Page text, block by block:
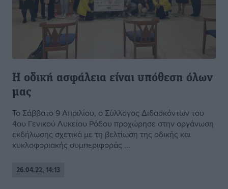
Η οδική ασφάλεια είναι υπόθεση όλων
μας
Το Σάββατο 9 Απριλίου, ο Σύλλογος Διδασκόντων του
4ου Γενικού Λυκείου Ρόδου προχώρησε στην οργάνωση
εκδήλωσης σχετικά με τη βελτίωση της οδικής και
κυκλοφοριακής συμπεριφοράς ...
26.04.22, 14:13